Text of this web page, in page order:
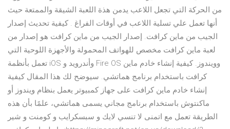
من الحركة التي تجعل اللاعب يدمن هذة اللعبة الشيقة والممتعة حيث
أنها تعمل علي تسلية اللاعب في أوقات الفراغ . كيفية تحديث إصدار
الجيب من ماين كرافت. إصدار الجيب من ماين كرافت هو إصدار من
لعبة ماين كرافت مخصص للهواتف المحمولة والأجهزة اللوحية التي
تعمل بأنظمة iOS وأندرويد و Fire OS وويندوز. كيفية إنشاء خادم ماين
كرافت باستخدام برنامج هماتشي. سيوضح لك هذا المقال كيفية
إنشاء خادم ماين كرافت على جهاز كمبيوتر يعمل بنظام ويندوز أو
ماكنتوش باستخدام برنامج مجاني يسمى هماتشي، علمًا بأن هذه
الطريقة تعمل مع اتمنى لا تنسي لايك و سبسكرايب و كومنت و شير